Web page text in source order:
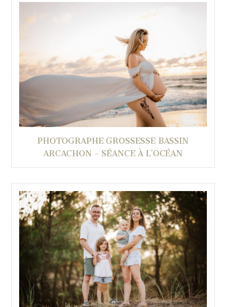
PHOTOGRAPHE GROSSESSE BASSIN
ARCACHON – SÉANCE À L’OCÉAN